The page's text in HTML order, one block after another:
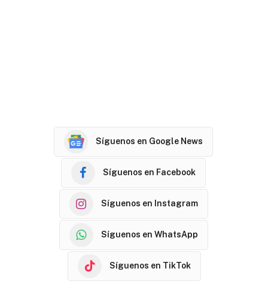
Síguenos en Google News
Síguenos en Facebook
Síguenos en Instagram
Síguenos en WhatsApp
Síguenos en TikTok